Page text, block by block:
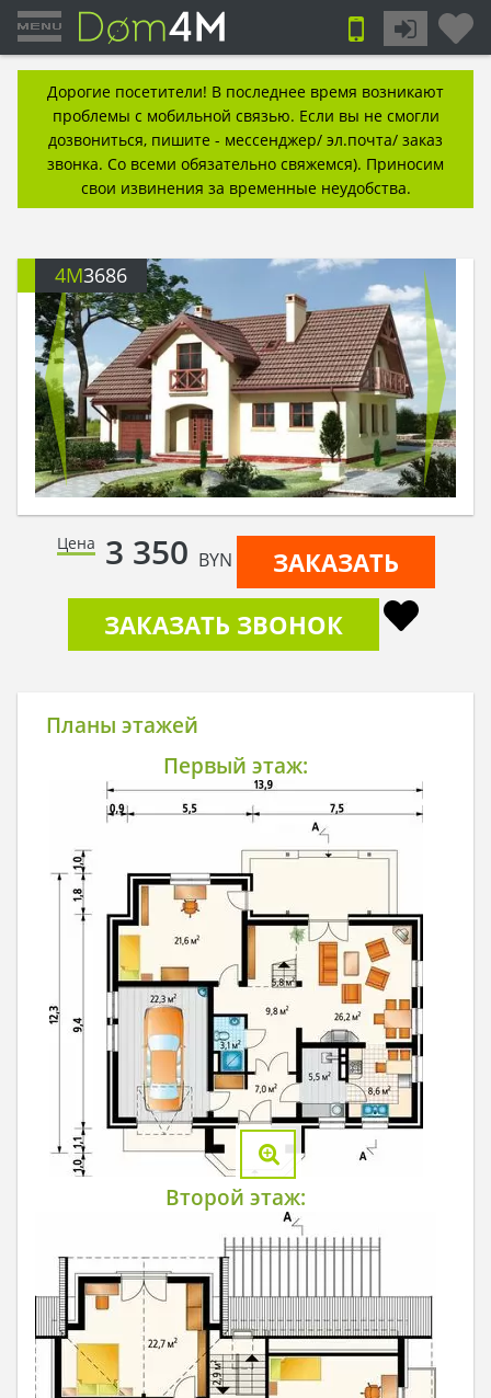
Дорогие посетители! В последнее время возникают
проблемы с мобильной связью. Если вы не смогли
дозвониться, пишите - мессенджер/ эл.почта/ заказ
звонка. Со всеми обязательно свяжемся). Приносим
свои извинения за временные неудобства.
4M3686
Цена 3 350 BYN
ЗАКАЗАТЬ
ЗАКАЗАТЬ ЗВОНОК
Планы этажей
Первый этаж:
Второй этаж: